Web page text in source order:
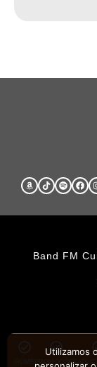
Band FM
PROMOÇÕES
Utilizamos